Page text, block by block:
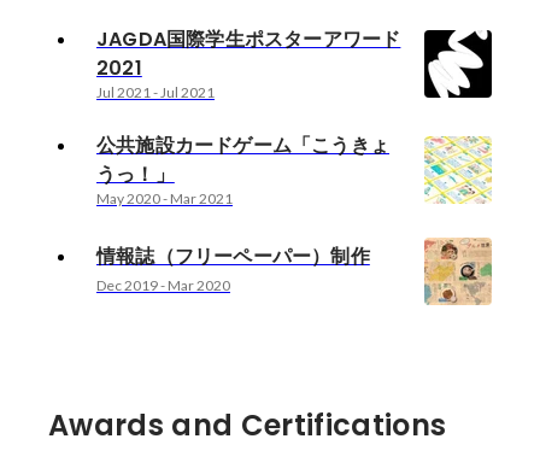
JAGDA国際学生ポスターアワード
2021
Jul 2021-Jul 2021
公共施設カードゲーム「こうきょ
うっ！」
May 2020- Mar 2021
情報誌（フリーペーパー）制作
Dec 2019- Mar 2020
Awards and Certifications